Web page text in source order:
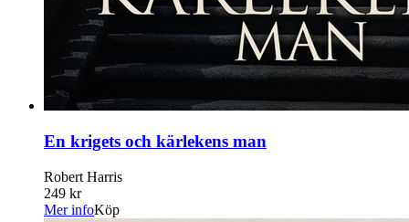
En krigets och kärlekens man
Robert Harris
249 kr
Mer infoKöp